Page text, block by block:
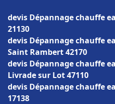
devis Dépannage chauffe
21130
devis Dépannage chauffe
Saint Rambert 42170
devis Dépannage chauffe
Livrade sur Lot 47110
devis Dépannage chauffe
17138